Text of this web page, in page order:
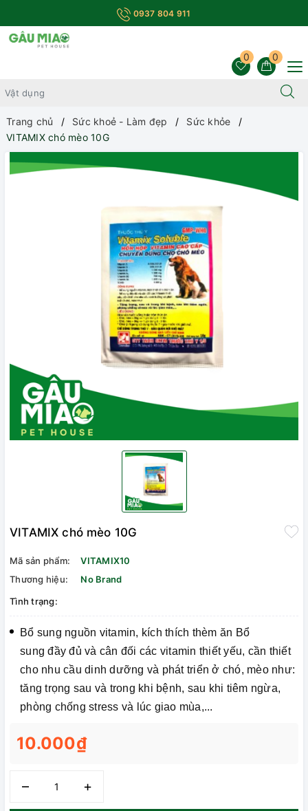
0937 804 911
0
0
Trang chủ Sức khoẻ - Làm đẹp
Sức khỏe
VITAMIX chó mèo 10G
VITAMIX chó mèo 10G
Mã sản phẩm:
VITAMIX10
Thương hiệu:
No Brand
Tình trạng:
Bổ sung nguồn vitamin, kích thích thèm ăn Bổ
sung đầy đủ và cân đối các vitamin thiết yếu, cần thiết
cho nhu cầu dinh dưỡng và phát triển ở chó, mèo như:
tăng trọng sau và trong khi bệnh, sau khi tiêm ngừa,
phòng chống stress và lúc giao mùa,...
10.000₫
– +